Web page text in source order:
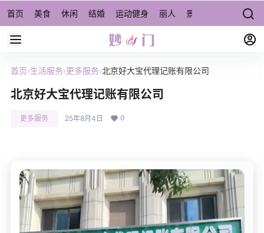
首页 美食 休闲 结婚 运动健身 丽人 景点/周边游 宠物
首页›生活服务›更多服务›北京好大宝代理记账有限公司
北京好大宝代理记账有限公司
更多服务 25年8月4日 0